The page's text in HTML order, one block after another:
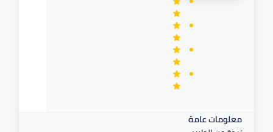
معلومات عامة